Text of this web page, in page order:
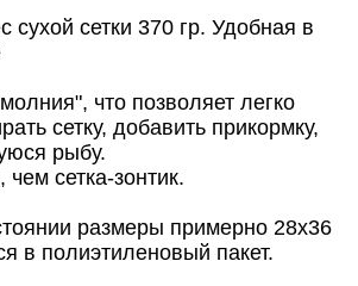
сухой сетки 370 гр. Удобная в
что позволяет легко
сетку, добавить прикормку,
рыбу.
сетка-зонтик.
размеры примерно 28х36
в полиэтиленовый пакет.